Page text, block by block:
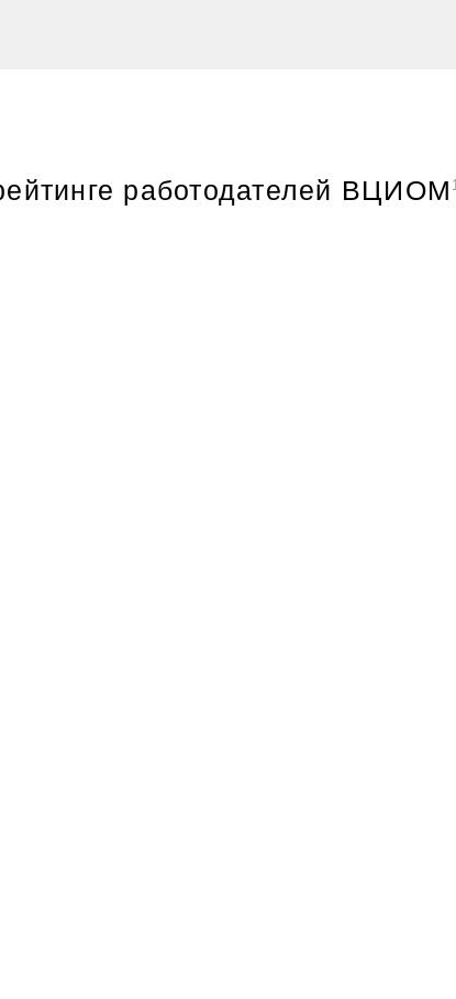
работодателей ВЦИОМ